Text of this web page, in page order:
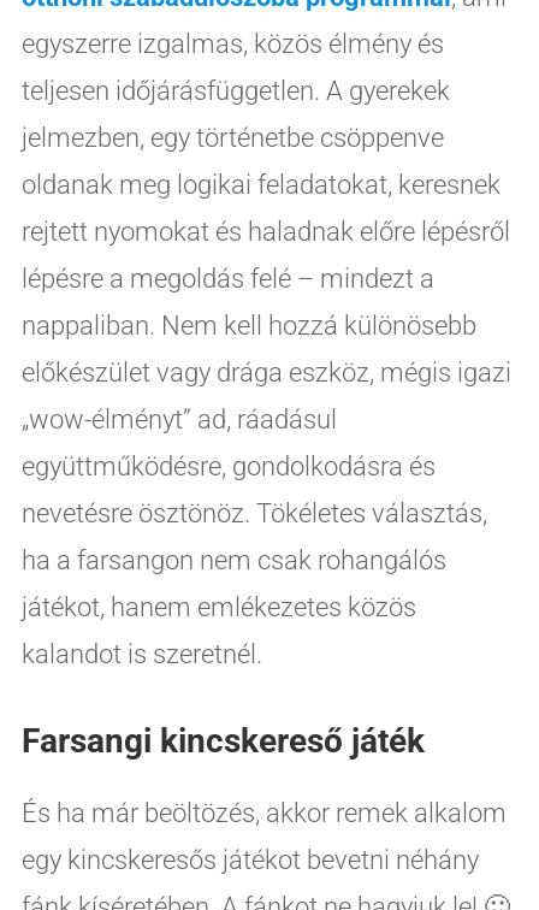
egyszerre izgalmas, közös élmény és
teljesen időjárásfüggetlen. A gyerekek
jelmezben, egy történetbe csöppenve
oldanak meg logikai feladatokat, keresnek
rejtett nyomokat és haladnak előre lépésről
lépésre a megoldás felé – mindezt a
nappaliban. Nem kell hozzá különösebb
előkészület vagy drága eszköz, mégis igazi
„wow-élményt” ad, ráadásul
együttműködésre, gondolkodásra és
nevetésre ösztönöz. Tökéletes választás,
ha a farsangon nem csak rohangálós
játékot, hanem emlékezetes közös
kalandot is szeretnél.
Farsangi kincskereső játék
És ha már beöltözés, akkor remek alkalom
egy kincskeresős játékot bevetni néhány